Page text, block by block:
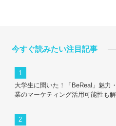
今すぐ読みたい注目記事
大学生に聞いた！「BeReal」魅力
業のマーケティング活用可能性も